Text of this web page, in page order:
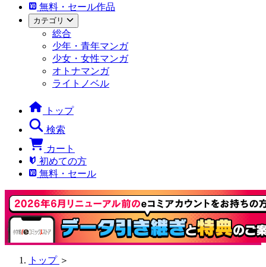
無料・セール作品
カテゴリ
総合
少年・青年マンガ
少女・女性マンガ
オトナマンガ
ライトノベル
トップ
検索
カート
初めての方
無料・セール
トップ ＞